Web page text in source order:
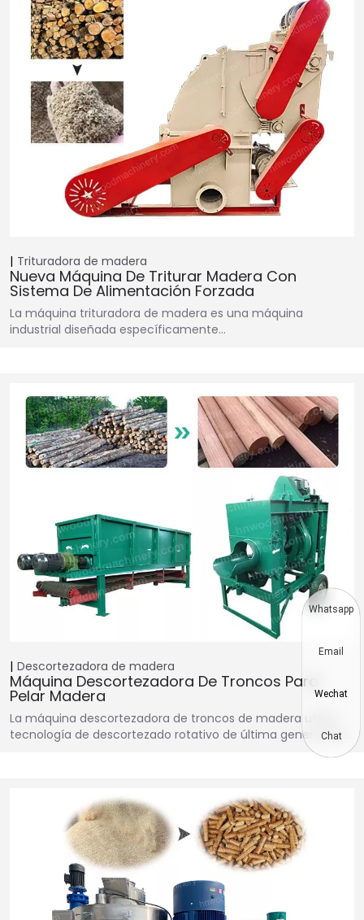
Trituradora de madera
Nueva Máquina De Triturar Madera Con
Sistema De Alimentación Forzada
La máquina trituradora de madera es una máquina
industrial diseñada específicamente…
Descortezadora de madera
Máquina Descortezadora De Troncos Para
Pelar Madera
La máquina descortezadora de troncos de madera utiliza
tecnología de descortezado rotativo de última generación…
Whatsapp
Email
Wechat
Chat